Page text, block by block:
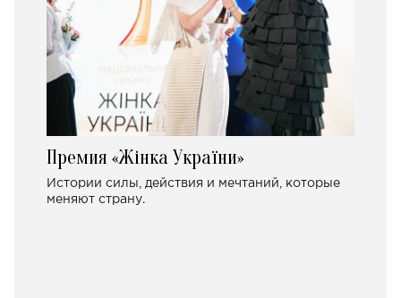
Премия «Жінка України»
Истории силы, действия и мечтаний, которые
меняют страну.